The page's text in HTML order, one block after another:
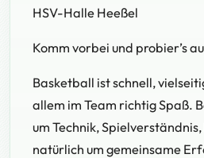
HSV-Halle Heeßel
Komm vorbei und probier’s
Basketball ist schnell,
allem im Team richtig Spaß.
um Technik,
natürlich um gemeinsame